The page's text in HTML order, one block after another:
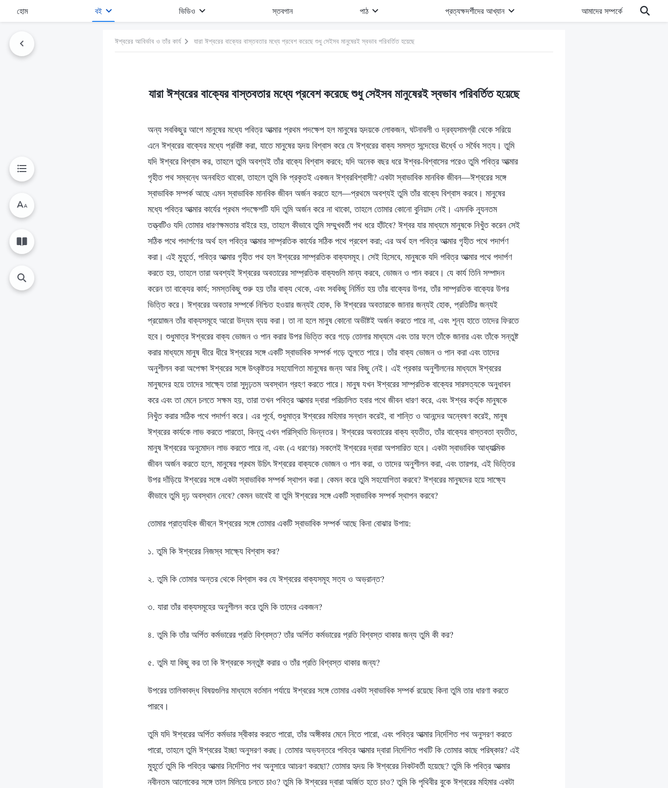
হোম বই ভিডিও স্তবগান পাঠ প্রত্যক্ষদর্শীদের আখ্যান আমাদের সম্পর্কে
ঈশ্বরের আবির্ভাব ও তাঁর কার্য যারা ঈশ্বরের বাক্যের বাস্তবতার মধ্যে প্রবেশ করেছে শুধু সেইসব মানুষেরই স্বভাব পরিবর্তিত হয়েছে
যারা ঈশ্বরের বাক্যের বাস্তবতার মধ্যে প্রবেশ করেছে শুধু সেইসব মানুষেরই স্বভাব পরিবর্তিত হয়েছে
অন্য সবকিছুর আগে মানুষের মধ্যে পবিত্র আত্মার প্রথম পদক্ষেপ হল মানুষের হৃদয়কে লোকজন, ঘটনাবলী ও দ্রব্যসামগ্রী থেকে সরিয়ে
এনে ঈশ্বরের বাক্যের মধ্যে প্রবিষ্ট করা, যাতে মানুষের হৃদয় বিশ্বাস করে যে ঈশ্বরের বাক্য সমস্ত সন্দেহের ঊর্ধ্বে ও সর্বৈব সত্য। তুমি
যদি ঈশ্বরে বিশ্বাস কর, তাহলে তুমি অবশ্যই তাঁর বাক্যে বিশ্বাস করবে; যদি অনেক বছর ধরে ঈশ্বর-বিশ্বাসের পরেও তুমি পবিত্র আত্মার
গৃহীত পথ সম্বন্ধে অনবহিত থাকো, তাহলে তুমি কি প্রকৃতই একজন ঈশ্বরবিশ্বাসী? একটা স্বাভাবিক মানবিক জীবন—ঈশ্বরের সঙ্গে
স্বাভাবিক সম্পর্ক আছে এমন স্বাভাবিক মানবিক জীবন অর্জন করতে হলে—প্রথমে অবশ্যই তুমি তাঁর বাক্যে বিশ্বাস করবে। মানুষের
মধ্যে পবিত্র আত্মার কার্যের প্রথম পদক্ষেপটি যদি তুমি অর্জন করে না থাকো, তাহলে তোমার কোনো বুনিয়াদ নেই। এমনকি ন্যূনতম
তত্ত্বটিও যদি তোমার ধারণক্ষমতার বাইরে হয়, তাহলে কীভাবে তুমি সম্মুখবর্তী পথ ধরে হাঁটবে? ঈশ্বর যার মাধ্যমে মানুষকে নিখুঁত করেন সেই
সঠিক পথে পদার্পণের অর্থ হল পবিত্র আত্মার সাম্প্রতিক কার্যের সঠিক পথে প্রবেশ করা; এর অর্থ হল পবিত্র আত্মার গৃহীত পথে পদার্পণ
করা। এই মুহূর্তে, পবিত্র আত্মার গৃহীত পথ হল ঈশ্বরের সাম্প্রতিক বাক্যসমূহ। সেই হিসেবে, মানুষকে যদি পবিত্র আত্মার পথে পদার্পণ
করতে হয়, তাহলে তারা অবশ্যই ঈশ্বরের অবতারের সাম্প্রতিক বাক্যগুলি মান্য করবে, ভোজন ও পান করবে। যে কার্য তিনি সম্পাদন
করেন তা বাক্যের কার্য; সমস্তকিছু শুরু হয় তাঁর বাক্য থেকে, এবং সবকিছু নির্মিত হয় তাঁর বাক্যের উপর, তাঁর সাম্প্রতিক বাক্যের উপর
ভিত্তি করে। ঈশ্বরের অবতার সম্পর্কে নিশ্চিত হওয়ার জন্যই হোক, কি ঈশ্বরের অবতারকে জানার জন্যই হোক, প্রতিটির জন্যই
প্রয়োজন তাঁর বাক্যসমূহে আরো উদ্যম ব্যয় করা। তা না হলে মানুষ কোনো অভীষ্টই অর্জন করতে পারে না, এবং শূন্য হাতে তাদের ফিরতে
হবে। শুধুমাত্র ঈশ্বরের বাক্য ভোজন ও পান করার উপর ভিত্তি করে গড়ে তোলার মাধ্যমে এবং তার ফলে তাঁকে জানার এবং তাঁকে সন্তুষ্ট
করার মাধ্যমে মানুষ ধীরে ধীরে ঈশ্বরের সঙ্গে একটি স্বাভাবিক সম্পর্ক গড়ে তুলতে পারে। তাঁর বাক্য ভোজন ও পান করা এবং তাদের
অনুশীলন করা অপেক্ষা ঈশ্বরের সঙ্গে উৎকৃষ্টতর সহযোগিতা মানুষের জন্য আর কিছু নেই। এই প্রকার অনুশীলনের মাধ্যমে ঈশ্বরের
মানুষদের হয়ে তাদের সাক্ষ্যে তারা সুদৃঢ়তম অবস্থান গ্রহণ করতে পারে। মানুষ যখন ঈশ্বরের সাম্প্রতিক বাক্যের সারসত্যকে অনুধাবন
করে এবং তা মেনে চলতে সক্ষম হয়, তারা তখন পবিত্র আত্মার দ্বারা পরিচালিত হবার পথে জীবন ধারণ করে, এবং ঈশ্বর কর্তৃক মানুষকে
নিখুঁত করার সঠিক পথে পদার্পণ করে। এর পূর্বে, শুধুমাত্র ঈশ্বরের মহিমার সন্ধান করেই, বা শান্তি ও আনন্দের অন্বেষণ করেই, মানুষ
ঈশ্বরের কার্যকে লাভ করতে পারতো, কিন্তু এখন পরিস্থিতি ভিন্নতর। ঈশ্বরের অবতারের বাক্য ব্যতীত, তাঁর বাক্যের বাস্তবতা ব্যতীত,
মানুষ ঈশ্বরের অনুমোদন লাভ করতে পারে না, এবং (এ ধরণের) সকলেই ঈশ্বরের দ্বারা অপসারিত হবে। একটা স্বাভাবিক আধ্যাত্মিক
জীবন অর্জন করতে হলে, মানুষের প্রথম উচিৎ ঈশ্বরের বাক্যকে ভোজন ও পান করা, ও তাদের অনুশীলন করা, এবং তারপর, এই ভিত্তির
উপর দাঁড়িয়ে ঈশ্বরের সঙ্গে একটা স্বাভাবিক সম্পর্ক স্থাপন করা। কেমন করে তুমি সহযোগিতা করবে? ঈশ্বরের মানুষদের হয়ে সাক্ষ্যে
কীভাবে তুমি দৃঢ় অবস্থান নেবে? কেমন ভাবেই বা তুমি ঈশ্বরের সঙ্গে একটি স্বাভাবিক সম্পর্ক স্থাপন করবে?
তোমার প্রাত্যহিক জীবনে ঈশ্বরের সঙ্গে তোমার একটি স্বাভাবিক সম্পর্ক আছে কিনা বোঝার উপায়:
১. তুমি কি ঈশ্বরের নিজস্ব সাক্ষ্যে বিশ্বাস কর?
২. তুমি কি তোমার অন্তর থেকে বিশ্বাস কর যে ঈশ্বরের বাক্যসমূহ সত্য ও অভ্রান্ত?
৩. যারা তাঁর বাক্যসমূহের অনুশীলন করে তুমি কি তাদের একজন?
৪. তুমি কি তাঁর অর্পিত কর্মভারের প্রতি বিশ্বস্ত? তাঁর অর্পিত কর্মভারের প্রতি বিশ্বস্ত থাকার জন্য তুমি কী কর?
৫. তুমি যা কিছু কর তা কি ঈশ্বরকে সন্তুষ্ট করার ও তাঁর প্রতি বিশ্বস্ত থাকার জন্য?
উপরের তালিকাবদ্ধ বিষয়গুলির মাধ্যমে বর্তমান পর্যায়ে ঈশ্বরের সঙ্গে তোমার একটা স্বাভাবিক সম্পর্ক রয়েছে কিনা তুমি তার ধারণা করতে
পারবে।
তুমি যদি ঈশ্বরের অর্পিত কর্মভার স্বীকার করতে পারো, তাঁর অঙ্গীকার মেনে নিতে পারো, এবং পবিত্র আত্মার নির্দেশিত পথ অনুসরণ করতে
পারো, তাহলে তুমি ঈশ্বরের ইচ্ছা অনুসরণ করছ। তোমার অভ্যন্তরে পবিত্র আত্মার দ্বারা নির্দেশিত পথটি কি তোমার কাছে পরিষ্কার? এই
মুহূর্তে তুমি কি পবিত্র আত্মার নির্দেশিত পথ অনুসারে আচরণ করছো? তোমার হৃদয় কি ঈশ্বরের নিকটবর্তী হয়েছে? তুমি কি পবিত্র আত্মার
নবীনতম আলোকের সঙ্গে তাল মিলিয়ে চলতে চাও? তুমি কি ঈশ্বরের দ্বারা অর্জিত হতে চাও? তুমি কি পৃথিবীর বুকে ঈশ্বরের মহিমার একটা